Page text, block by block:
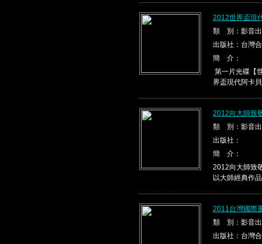
2012世界盃現
類 別：影音
出版社：台灣
簡 介：
第一片光碟【
界盃現代阿卡
2012向大師致
類 別：影音
出版社：
簡 介：
2012向大師致
以大師經典作
2011台灣國際
類 別：影音
出版社：台灣